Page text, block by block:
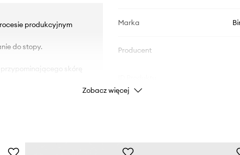
produkcyjnym
do stopy.
skórę
Marka
Producent
Zobacz więcej